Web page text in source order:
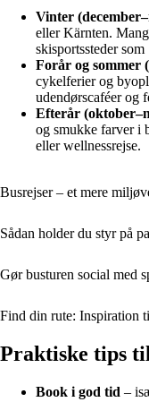
Vinter
eller Kärnten.
skisportssteder
Forår og sommer
cykelferier og
udendørscaféer og
Efterår
og smukke farver i
eller wellnessrejse.
Busrejser – et mere
Sådan holder du styr på
Gør busturen social med
Find din rute: Inspiration
Praktiske tips
Book i god tid –